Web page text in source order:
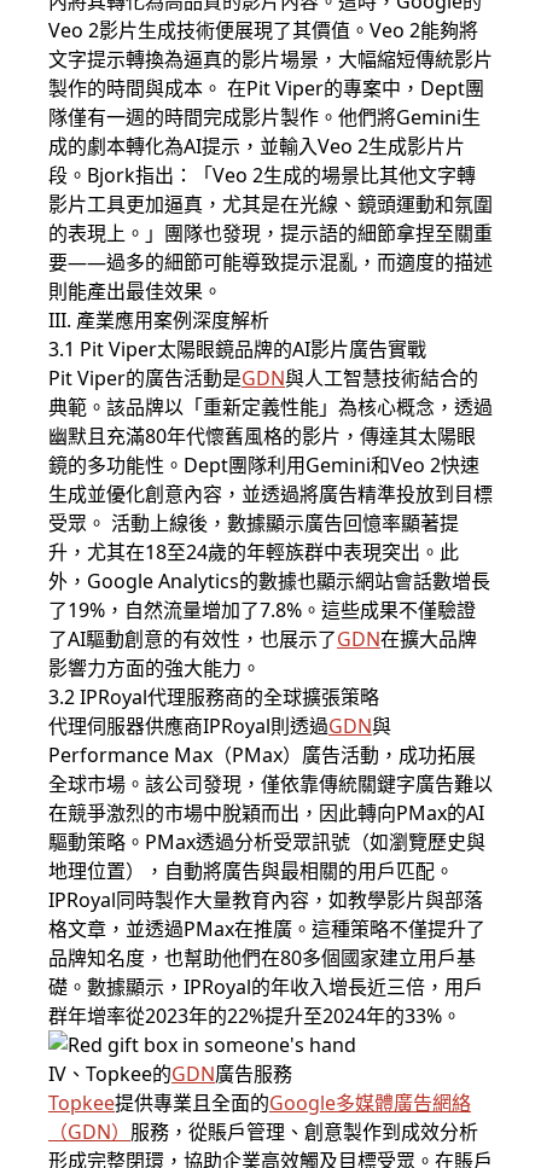
Veo 2影片生成技術便展現了其價值。Veo 2能夠將
文字提示轉換為逼真的影片場景，大幅縮短傳統影片
製作的時間與成本。 在Pit Viper的專案中，Dept團
隊僅有一週的時間完成影片製作。他們將Gemini生
成的劇本轉化為AI提示，並輸入Veo 2生成影片片
段。Bjork指出：「Veo 2生成的場景比其他文字轉
影片工具更加逼真，尤其是在光線、鏡頭運動和氛圍
的表現上。」團隊也發現，提示語的細節拿捏至關重
要——過多的細節可能導致提示混亂，而適度的描述
則能產出最佳效果。
III. 產業應用案例深度解析
3.1 Pit Viper太陽眼鏡品牌的AI影片廣告實戰
Pit Viper的廣告活動是GDN與人工智慧技術結合的
典範。該品牌以「重新定義性能」為核心概念，透過
幽默且充滿80年代懷舊風格的影片，傳達其太陽眼
鏡的多功能性。Dept團隊利用Gemini和Veo 2快速
生成並優化創意內容，並透過將廣告精準投放到目標
受眾。 活動上線後，數據顯示廣告回憶率顯著提
升，尤其在18至24歲的年輕族群中表現突出。此
外，Google Analytics的數據也顯示網站會話數增長
了19%，自然流量增加了7.8%。這些成果不僅驗證
了AI驅動創意的有效性，也展示了GDN在擴大品牌
影響力方面的強大能力。
3.2 IPRoyal代理服務商的全球擴張策略
代理伺服器供應商IPRoyal則透過GDN與
Performance Max（PMax）廣告活動，成功拓展
全球市場。該公司發現，僅依靠傳統關鍵字廣告難以
在競爭激烈的市場中脫穎而出，因此轉向PMax的AI
驅動策略。PMax透過分析受眾訊號（如瀏覽歷史與
地理位置），自動將廣告與最相關的用戶匹配。
IPRoyal同時製作大量教育內容，如教學影片與部落
格文章，並透過PMax在推廣。這種策略不僅提升了
品牌知名度，也幫助他們在80多個國家建立用戶基
礎。數據顯示，IPRoyal的年收入增長近三倍，用戶
群年增率從2023年的22%提升至2024年的33%。
IV、Topkee的GDN廣告服務
Topkee提供專業且全面的Google多媒體廣告網絡
（GDN） 服務，從賬戶管理、創意製作到成效分析
形成完整閉環，協助企業高效觸及目標受眾。在賬戶